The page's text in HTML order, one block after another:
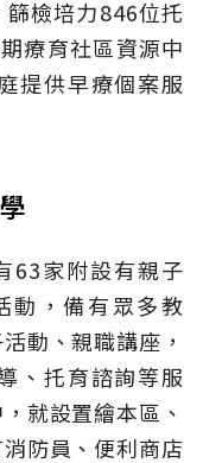
檢培力846位托
療育社區資源中
提供早療個案服
63家附設有親子
動，備有眾多教
動、親職講座，
、托育諮詢等服
就設置繪本區、
防員、便利商店